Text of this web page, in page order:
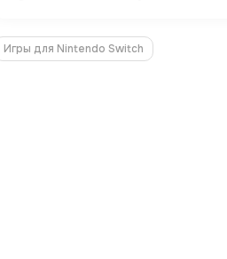
Игры для Nintendo Switch